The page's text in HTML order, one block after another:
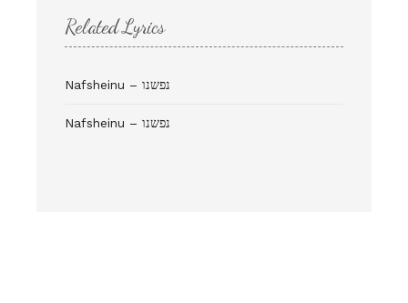
Related Lyrics
Nafsheinu – נפשנו
Nafsheinu – נפשנו